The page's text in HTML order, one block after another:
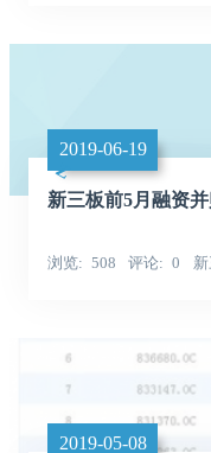
2019-06-19
新三板前5月融资
浏览 508 评论 0
2019-05-08